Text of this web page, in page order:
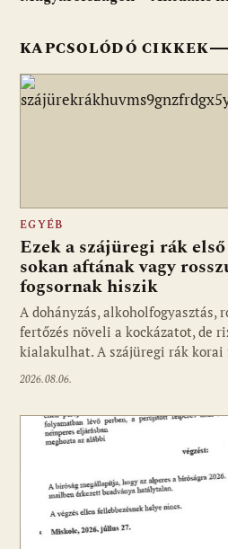
KAPCSOLÓDÓ CIKKEK
EGYÉB
Ezek a szájüregi rák
sokan aftának vagy
fogsornak hiszik
A dohányzás, alkoholfogyasztás,
fertőzés növeli a kockázatot, de
kialakulhat. A szájüregi rák
2026.08.06.